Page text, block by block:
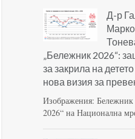
Д-р
„Бележник 2026“:
за закрила на
нова визия за
Изображения:
2026“ на Национална